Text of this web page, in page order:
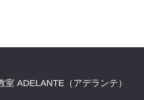
室 ADELANTE（アデランテ）